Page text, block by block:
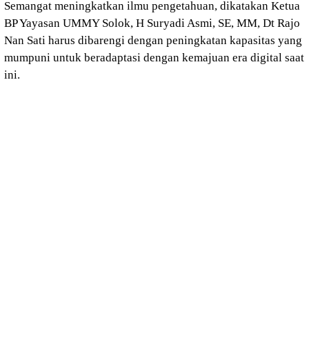
Semangat meningkatkan ilmu pengetahuan, dikatakan Ketua
BP Yayasan UMMY Solok, H Suryadi Asmi, SE, MM, Dt Rajo
Nan Sati harus dibarengi dengan peningkatan kapasitas yang
mumpuni untuk beradaptasi dengan kemajuan era digital saat
ini.